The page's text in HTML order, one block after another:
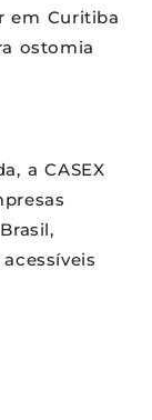
em Curitiba
ostomia
a CASEX